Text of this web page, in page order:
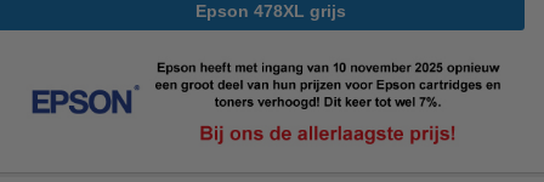
Epson 478XL grijs